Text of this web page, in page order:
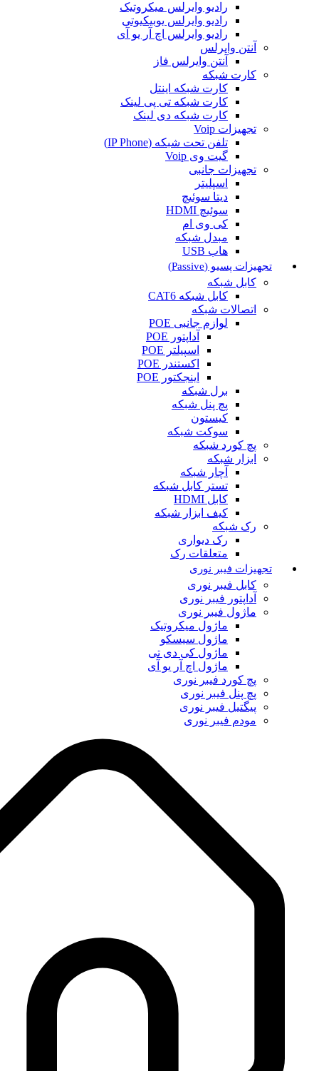
رادیو وایرلس میکروتیک
رادیو وایرلس یوبیکیوتی
رادیو وایرلس اچ آر یو آی
آنتن وایرلس
آنتن وایرلس فاز
کارت شبکه
کارت شبکه اینتل
کارت شبکه تی پی لینک
کارت شبکه دی لینک
تجهیزات Voip
تلفن تحت شبکه (IP Phone)
گیت وی Voip
تجهیزات جانبی
اسپلیتر
دیتا سوئیچ
سوئیچ HDMI
کی وی ام
مبدل شبکه
هاب USB
تجهیزات پسیو (Passive)
کابل شبکه
کابل شبکه CAT6
اتصالات شبکه
لوازم جانبی POE
آداپتور POE
اسپیلتر POE
اکستندر POE
اینجکتور POE
برل شبکه
پچ پنل شبکه
کیستون
سوکت شبکه
پچ کورد شبکه
ابزار شبکه
آچار شبکه
تستر کابل شبکه
کابل HDMI
کیف ابزار شبکه
رک شبکه
رک دیواری
متعلقات رک
تجهیزات فیبر نوری
کابل فیبر نوری
آداپتور فیبر نوری
ماژول فیبر نوری
ماژول میکروتیک
ماژول سیسکو
ماژول کی دی تی
ماژول اچ آر یو آی
پچ کورد فیبر نوری
پچ پنل فیبر نوری
پیگتیل فیبر نوری
مودم فیبر نوری